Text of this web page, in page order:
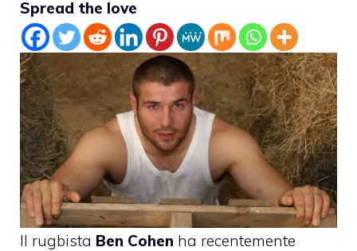
Spread the love
Il rugbista Ben Cohen ha recentemente